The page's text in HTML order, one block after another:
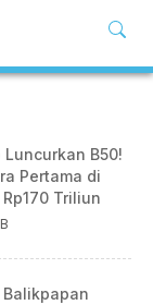
B50!
Pertama di
Triliun